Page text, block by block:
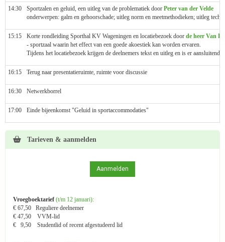
14:30 Sportzalen en geluid, een uitleg van de problematiek door Peter van der Velde
onderwerpen: galm en gehoorschade; uitleg norm en meetmethodieken; uitleg
15:15 Korte rondleiding Sporthal KV Wageningen en locatiebezoek door de heer Van
- sportzaal waarin het effect van een goede akoestiek kan worden ervaren.
Tijdens het locatiebezoek krijgen de deelnemers tekst en uitleg en is er aansluitend
16:15 Terug naar presentatieruimte, ruimte voor discussie
16:30 Netwerkborrel
17:00 Einde bijeenkomst "Geluid in sportaccommodaties"
Tarieven & aanmelden
Aanmelden
Vroegboektarief (t/m 12 januari):
€ 67,50 Reguliere deelnemer
€ 47,50 VVM-lid
€ 9,50 Studentlid of recent afgestudeerd lid